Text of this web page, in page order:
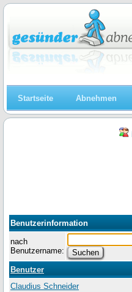
Startseite Abnehmen
Benutzerinformation
nach
Benutzername:
Benutzer
Claudius Schneider